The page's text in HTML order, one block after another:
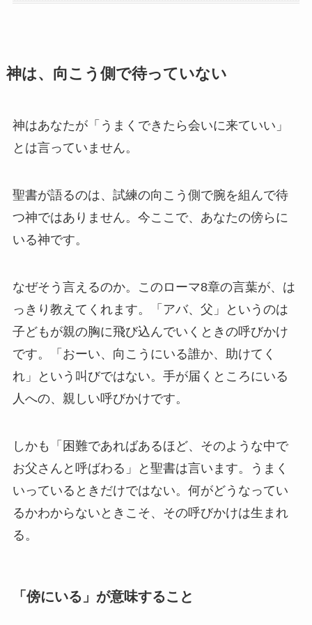
神は、向こう側で待っていない
神はあなたが「うまくできたら会いに来ていい」
とは言っていません。
聖書が語るのは、試練の向こう側で腕を組んで待
つ神ではありません。今ここで、あなたの傍らに
いる神です。
なぜそう言えるのか。このローマ8章の言葉が、は
っきり教えてくれます。「アバ、父」というのは
子どもが親の胸に飛び込んでいくときの呼びかけ
です。「おーい、向こうにいる誰か、助けてく
れ」という叫びではない。手が届くところにいる
人への、親しい呼びかけです。
しかも「困難であればあるほど、そのような中で
お父さんと呼ばわる」と聖書は言います。うまく
いっているときだけではない。何がどうなってい
るかわからないときこそ、その呼びかけは生まれ
る。
「傍にいる」が意味すること